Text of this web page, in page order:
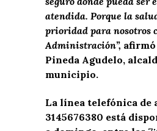
atendida. Porque la
prioridad para nosotros
Administración”,
Pineda Agudelo,
municipio.
La línea telefónica de
3145676380 está